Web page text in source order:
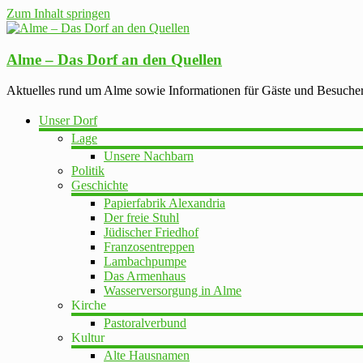
Zum Inhalt springen
Alme – Das Dorf an den Quellen
Aktuelles rund um Alme sowie Informationen für Gäste und
Unser Dorf
Lage
Unsere Nachbarn
Politik
Geschichte
Papierfabrik Alexandria
Der freie Stuhl
Jüdischer Friedhof
Franzosentreppen
Lambachpumpe
Das Armenhaus
Wasserversorgung in Alme
Kirche
Pastoralverbund
Kultur
Alte Hausnamen